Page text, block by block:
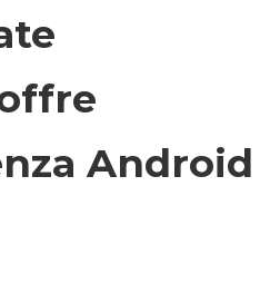
Android